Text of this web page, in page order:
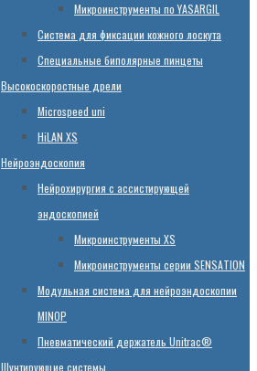
Микроинструменты по YASARGIL
Система для фиксации кожного лоскута
Специальные биполярные пинцеты
Высокоскоростные дрели
Microspeed uni
HiLAN XS
Нейроэндоскопия
Нейрохирургия с ассистирующей
эндоскопией
Микроинструменты XS
Микроинструменты серии SENSATION
Модульная система для нейроэндоскопии
MINOP
Пневматический держатель Unitrac®
Шунтирующие системы